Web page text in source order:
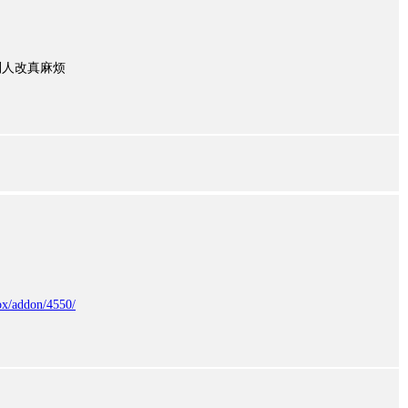
改真麻烦
addon/4550/